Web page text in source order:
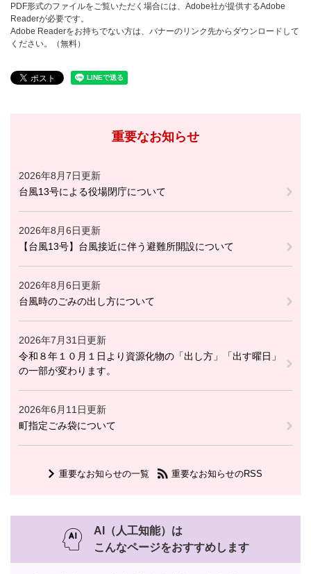
PDF形式のファイルをご覧いただく場合には、Adobe社が提供するAdobe
Readerが必要です。
Adobe Readerをお持ちでない方は、バナーのリンク先からダウンロードして
ください。（無料）
重要なお知らせ
2026年8月7日更新
台風13号による役場閉庁について
2026年8月6日更新
【台風13号】台風接近に伴う避難所開設について
2026年8月6日更新
台風時のごみの出し方について
2026年7月31日更新
令和８年１０月１日より資源化物の「出し方」「出す曜日」
の一部が変わります。
2026年6月11日更新
町指定ごみ袋について
重要なお知らせの一覧 重要なお知らせのRSS
AI（人工知能）は
こんなページをおすすめします